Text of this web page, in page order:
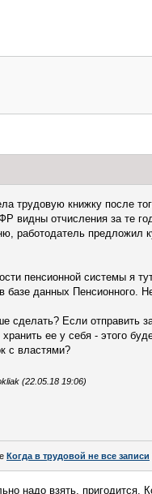
трудовую книжку после
видны отчисления за те
работодатель предложил
пенсионной системы я
базе данных Пенсионного.
сделать? Если отправить
ее у себя - этого
с властями?
(22.05.18 19:06)
Когда в трудовой не все записи
надо взять,